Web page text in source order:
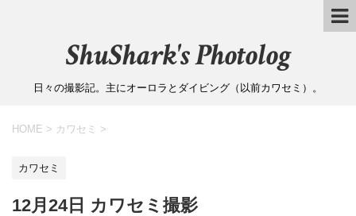
ShuShark's Photolog
日々の撮影記。主にオーロラとダイビング（以前カワセミ）。
HOME > カワセミ >
カワセミ
12月24日 カワセミ撮影